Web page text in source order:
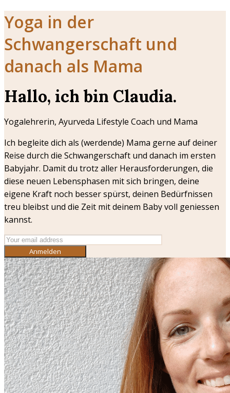
Yoga in der
Schwangerschaft und
danach als Mama
Hallo, ich bin Claudia.
Yogalehrerin, Ayurveda Lifestyle Coach und Mama
Ich begleite dich als (werdende) Mama gerne auf deiner
Reise durch die Schwangerschaft und danach im ersten
Babyjahr. Damit du trotz aller Herausforderungen, die
diese neuen Lebensphasen mit sich bringen, deine
eigene Kraft noch besser spürst, deinen Bedürfnissen
treu bleibst und die Zeit mit deinem Baby voll geniessen
kannst.
Anmelden